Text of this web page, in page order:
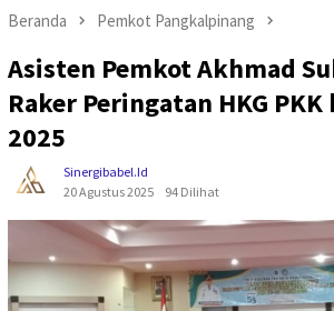
Beranda Pemkot Pangkalpinang
Asisten Pemkot Akhmad
Raker Peringatan HKG PKK
2025
Sinergibabel.id
20 Agustus 2025
94 Dilihat